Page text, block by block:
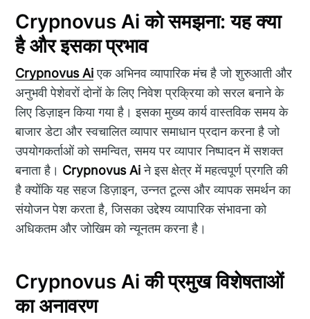
Crypnovus Ai को समझना: यह क्या
है और इसका प्रभाव
Crypnovus Aiएक अभिनव व्यापारिक मंच है जो शुरुआती और
अनुभवी पेशेवरों दोनों के लिए निवेश प्रक्रिया को सरल बनाने के
लिए डिज़ाइन किया गया है। इसका मुख्य कार्य वास्तविक समय के
बाजार डेटा और स्वचालित व्यापार समाधान प्रदान करना है जो
उपयोगकर्ताओं को समन्वित, समय पर व्यापार निष्पादन में सशक्त
बनाता है। Crypnovus Aiने इस क्षेत्र में महत्वपूर्ण प्रगति की
है क्योंकि यह सहज डिज़ाइन, उन्नत टूल्स और व्यापक समर्थन का
संयोजन पेश करता है, जिसका उद्देश्य व्यापारिक संभावना को
अधिकतम और जोखिम को न्यूनतम करना है।
Crypnovus Ai की प्रमुख विशेषताओं
का अनावरण